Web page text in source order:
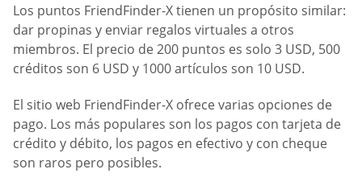
Los puntos FriendFinder-X tienen un propósito similar:
dar propinas y enviar regalos virtuales a otros
miembros. El precio de 200 puntos es solo 3 USD, 500
créditos son 6 USD y 1000 artículos son 10 USD.
El sitio web FriendFinder-X ofrece varias opciones de
pago. Los más populares son los pagos con tarjeta de
crédito y débito, los pagos en efectivo y con cheque
son raros pero posibles.